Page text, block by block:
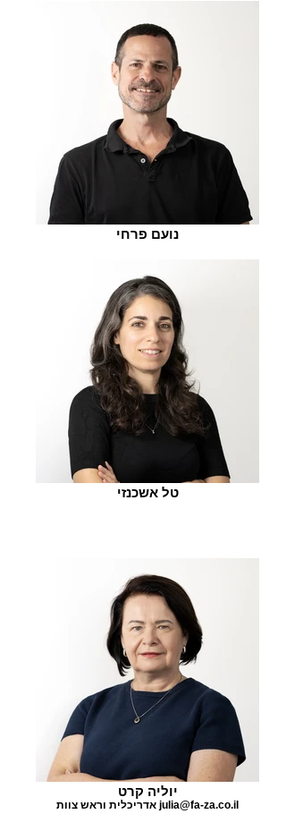
נועם פרחי
טל אשכנזי
יוליה קרט
אדריכלית וראש צוות julia@fa-za.co.il